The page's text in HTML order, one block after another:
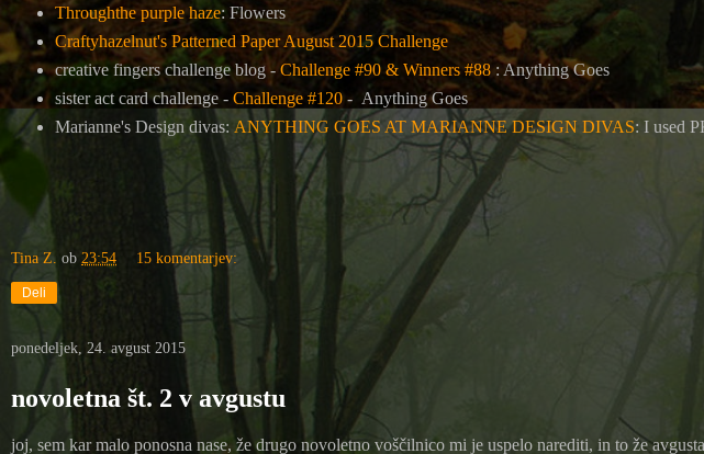
Throughthe purple haze: Flowers
Craftyhazelnut's Patterned Paper August 2015 Challenge
creative fingers challenge blog -Challenge #90 & Winners #88: Anything Goes
sister act card challenge -Challenge #120 - Anything Goes
Marianne's Design divas: ANYTHING GOES AT MARIANNE DESIGN DIVAS: I used
Tina Z. ob 23:54 15 komentarjev:
Deli
ponedeljek, 24. avgust 2015
novoletna št. 2 v avgustu
joj, sem kar malo ponosna nase, že drugo novoletno voščilnico mi je uspelo narediti, in to že